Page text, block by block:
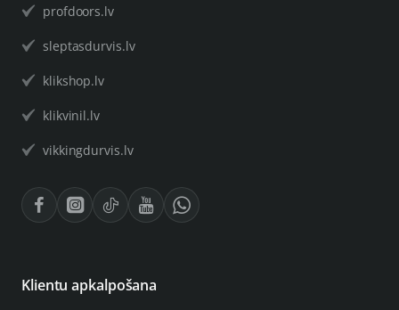
profdoors.lv
sleptasdurvis.lv
klikshop.lv
klikvinil.lv
vikkingdurvis.lv
Klientu apkalpošana